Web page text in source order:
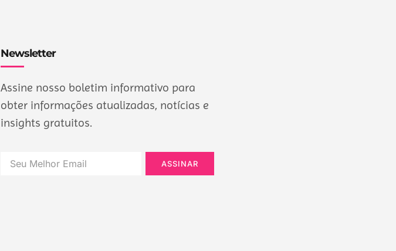
Newsletter
Assine nosso boletim informativo para
obter informações atualizadas, notícias e
insights gratuitos.
ASSINAR